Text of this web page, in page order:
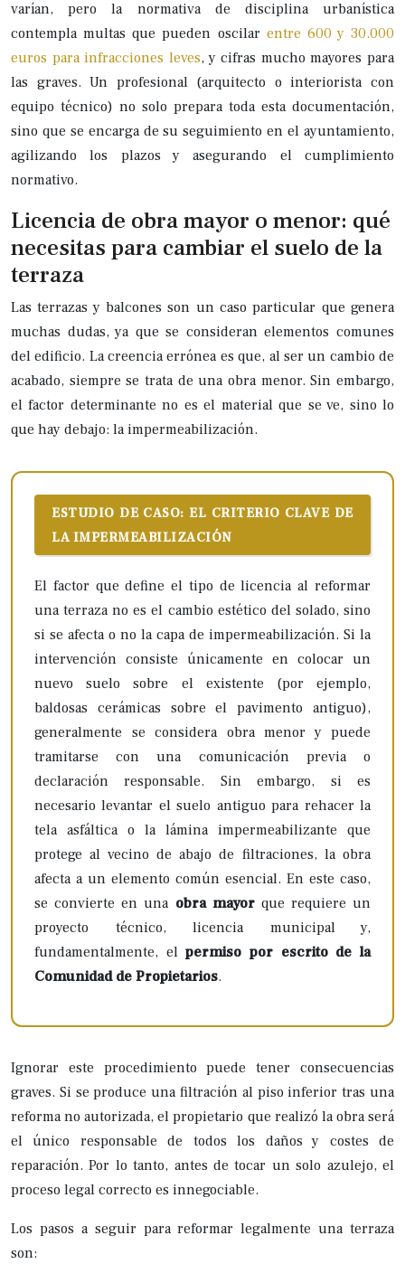
varían, pero la normativa de disciplina urbanística
contempla multas que pueden oscilar entre 600 y 30.000
euros para infracciones leves, y cifras mucho mayores para
las graves. Un profesional (arquitecto o interiorista con
equipo técnico) no solo prepara toda esta documentación,
sino que se encarga de su seguimiento en el ayuntamiento,
agilizando los plazos y asegurando el cumplimiento
normativo.
Licencia de obra mayor o menor: qué
necesitas para cambiar el suelo de la
terraza
Las terrazas y balcones son un caso particular que genera
muchas dudas, ya que se consideran elementos comunes
del edificio. La creencia errónea es que, al ser un cambio de
acabado, siempre se trata de una obra menor. Sin embargo,
el factor determinante no es el material que se ve, sino lo
que hay debajo: la impermeabilización.
ESTUDIO DE CASO: EL CRITERIO CLAVE DE
LA IMPERMEABILIZACIÓN
El factor que define el tipo de licencia al reformar
una terraza no es el cambio estético del solado, sino
si se afecta o no la capa de impermeabilización. Si la
intervención consiste únicamente en colocar un
nuevo suelo sobre el existente (por ejemplo,
baldosas cerámicas sobre el pavimento antiguo),
generalmente se considera obra menor y puede
tramitarse con una comunicación previa o
declaración responsable. Sin embargo, si es
necesario levantar el suelo antiguo para rehacer la
tela asfáltica o la lámina impermeabilizante que
protege al vecino de abajo de filtraciones, la obra
afecta a un elemento común esencial. En este caso,
se convierte en una obra mayorque requiere un
proyecto técnico, licencia municipal y,
fundamentalmente, elpermiso por escrito de la
Comunidad de Propietarios.
Ignorar este procedimiento puede tener consecuencias
graves. Si se produce una filtración al piso inferior tras una
reforma no autorizada, el propietario que realizó la obra será
el único responsable de todos los daños y costes de
reparación. Por lo tanto, antes de tocar un solo azulejo, el
proceso legal correcto es innegociable.
Los pasos a seguir para reformar legalmente una terraza
son: